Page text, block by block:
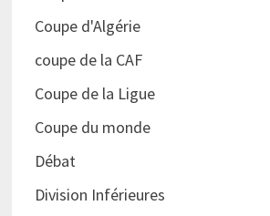
Coupe d'Algérie
coupe de la CAF
Coupe de la Ligue
Coupe du monde
Débat
Division Inférieures